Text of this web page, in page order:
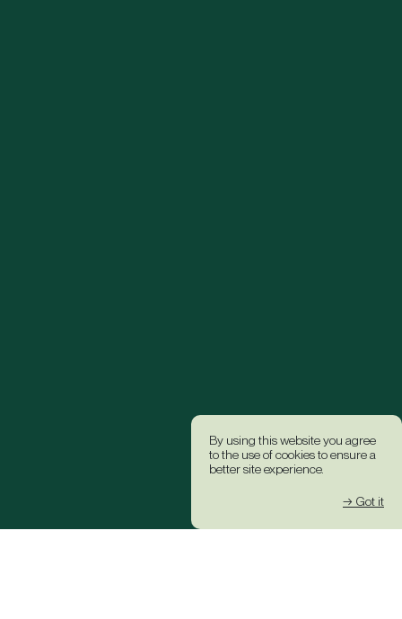
By using this website you agree
to the use of cookies to ensure a
better site experience.
→ Got it